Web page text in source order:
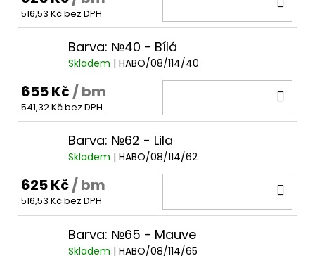
516,53 Kč bez DPH
Barva: №40 - Bílá
Skladem | HABO/08/114/40
655 Kč/ bm
541,32 Kč bez DPH
Barva: №62 - Lila
Skladem | HABO/08/114/62
625 Kč/ bm
516,53 Kč bez DPH
Barva: №65 - Mauve
Skladem | HABO/08/114/65